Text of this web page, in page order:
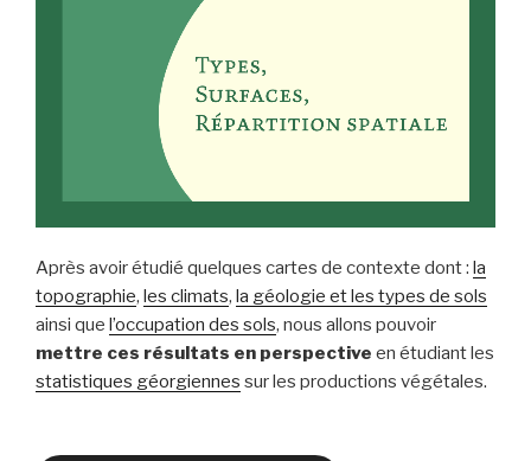
Après avoir étudié quelques cartes de contexte dont : la
topographie, les climats, la géologie et les types de sols
ainsi que l’occupation des sols, nous allons pouvoir
mettre ces résultats en perspective en étudiant les
statistiques géorgiennes sur les productions végétales.